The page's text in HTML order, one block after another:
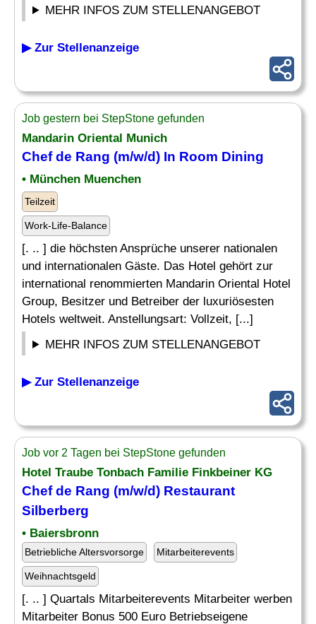
MEHR INFOS ZUM STELLENANGEBOT
▶ Zur Stellenanzeige
Job gestern bei StepStone gefunden
Mandarin Oriental Munich
Chefde Rang (m/w/d) In Room Dining
• München Muenchen
Teilzeit
Work-Life-Balance
[. .. ] die höchsten Ansprüche unserer nationalen
und internationalen Gäste. Das Hotel gehört zur
international renommierten Mandarin Oriental Hotel
Group, Besitzer und Betreiber der luxuriösesten
Hotels weltweit. Anstellungsart: Vollzeit, [...]
MEHR INFOS ZUM STELLENANGEBOT
▶ Zur Stellenanzeige
Job vor 2 Tagen bei StepStone gefunden
Hotel Traube Tonbach Familie Finkbeiner KG
Chefde Rang (m/w/d) Restaurant
Silberberg
• Baiersbronn
Betriebliche Altersvorsorge Mitarbeiterevents
Weihnachtsgeld
[. .. ] Quartals Mitarbeiterevents Mitarbeiter werben
Mitarbeiter Bonus 500 Euro Betriebseigene